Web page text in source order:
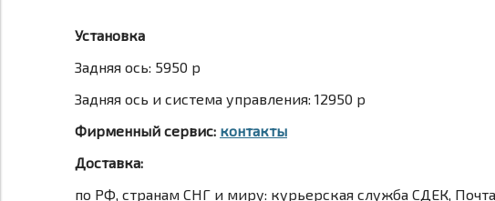
Установка
Задняя ось: 5950 р
Задняя ось и система управления: 12950 р
Фирменный сервис: контакты
Доставка:
по РФ, странам СНГ и миру: курьерская служба СДЕК,